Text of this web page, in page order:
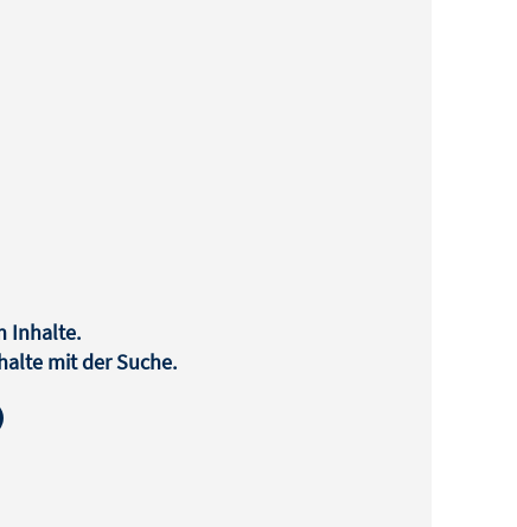
Inhalte.
mit der Suche.